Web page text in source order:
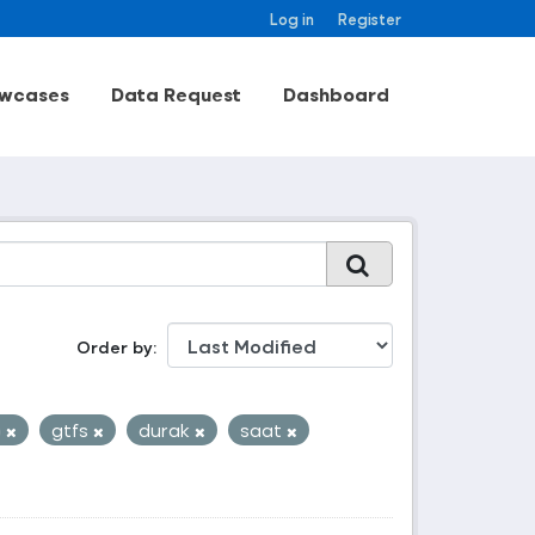
Log in Register
Data Request Dashboard
Order by
gtfs durak
saat